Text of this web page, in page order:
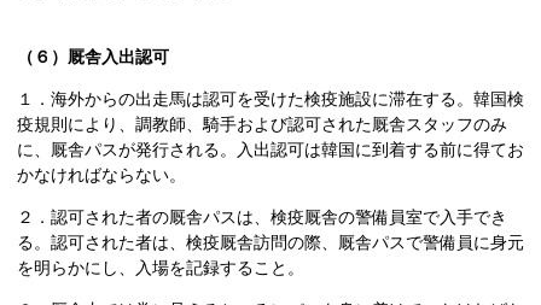
（６）厩舎入出認可
１．海外からの出走馬は認可を受けた検疫施設に滞在する。韓国検
疫規則により、調教師、騎手および認可された厩舎スタッフのみ
に、厩舎パスが発行される。入出認可は韓国に到着する前に得てお
かなければならない。
２．認可された者の厩舎パスは、検疫厩舎の警備員室で入手でき
る。認可された者は、検疫厩舎訪問の際、厩舎パスで警備員に身元
を明らかにし、入場を記録すること。